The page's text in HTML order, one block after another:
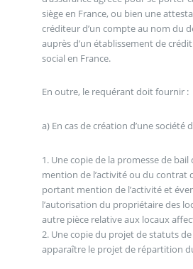
siège en France, ou bien une
créditeur d’un compte au nom du
auprès d’un établissement de
social en France.
En outre, le requérant doit fournir :
a) En cas de création d’une société
1. Une copie de la promesse de
mention de l’activité ou du contrat
portant mention de l’activité et
l’autorisation du propriétaire des
autre pièce relative aux locaux
2. Une copie du projet de statuts
apparaître le projet de répartition